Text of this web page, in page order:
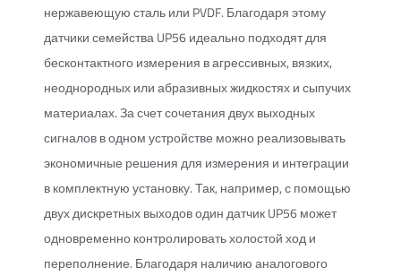
нержавеющую сталь или PVDF. Благодаря этому
датчики семейства UP56 идеально подходят для
бесконтактного измерения в агрессивных, вязких,
неоднородных или абразивных жидкостях и сыпучих
материалах. За счет сочетания двух выходных
сигналов в одном устройстве можно реализовывать
экономичные решения для измерения и интеграции
в комплектную установку. Так, например, с помощью
двух дискретных выходов один датчик UP56 может
одновременно контролировать холостой ход и
переполнение. Благодаря наличию аналогового